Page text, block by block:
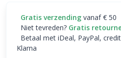
Gratis verzending vanaf € 50
Niet tevreden? Gratis
Betaal met iDeal, PayPal,
Klarna